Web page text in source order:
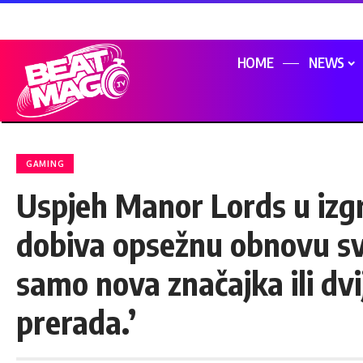
HOME NEWS
GAMING
Uspjeh Manor Lords u
dobiva opsežnu obnovu
samo nova značajka ili
prerada.’